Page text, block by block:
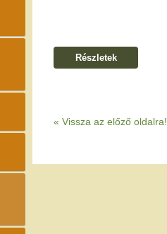
Részletek
« Vissza az előző oldalra!